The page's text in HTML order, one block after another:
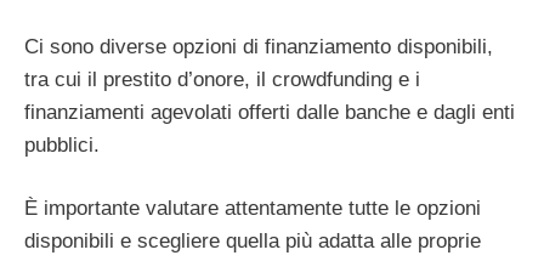
Ci sono diverse opzioni di finanziamento disponibili,
tra cui il prestito d’onore, il crowdfunding e i
finanziamenti agevolati offerti dalle banche e dagli enti
pubblici.
È importante valutare attentamente tutte le opzioni
disponibili e scegliere quella più adatta alle proprie